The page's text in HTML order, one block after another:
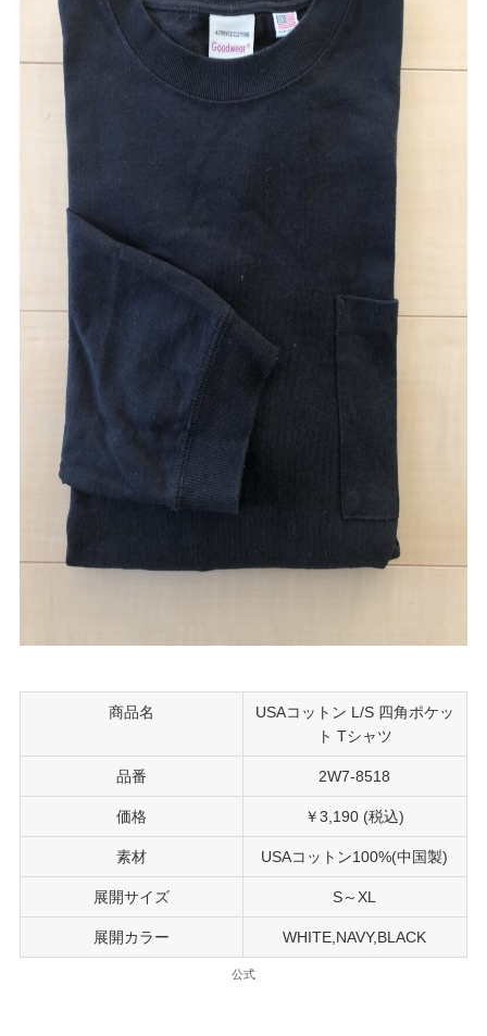
商品名
USAコットン L/S 四角ポケッ
ト Tシャツ
品番 2W7-8518
価格 ￥3,190 (税込)
素材 USAコットン100%(中国製)
展開サイズ S～XL
展開カラー WHITE,NAVY,BLACK
公式